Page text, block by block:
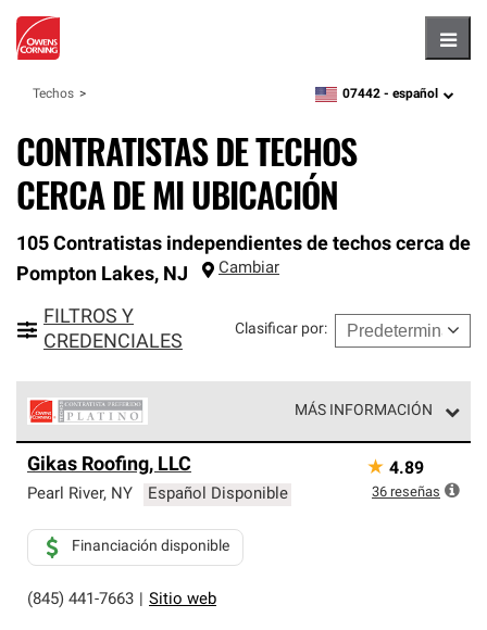
Techos zipcode,language
07442 - español
CONTRATISTAS DE TECHOS
CERCA DE MI UBICACIÓN
105 Contratistas independientes de techos cerca de
Pompton Lakes, NJ Cambiar
FILTROS Y
CREDENCIALES
Clasificar por:
MÁS INFORMACIÓN
Corning constituyen el nivel superior de nuestra red
exclusiva y cumplen con estándares estrictos de
Solo ellos pueden ofrecer nuestra mejor garantía de
sistemas de techos.
Gikas Roofing, LLC
Pearl River, NY Español Disponible
(845) 441-7663 Sitio web
Financiación disponible
★ 4.89
36 reseñas